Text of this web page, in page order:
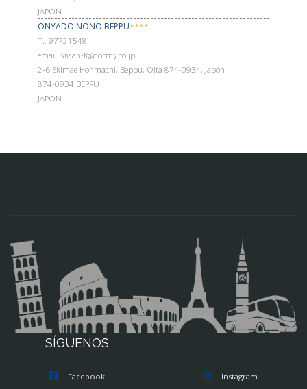
JAPON
ONYADO NONO BEPPU****
Т.: 97721548
email: vivian-t@dormy.co.jp
2-6 Ekimae Honmachi, Beppu, Oita 874-0934, Japón
874-0934 BEPPU
JAPON
SÍGUENOS
Facebook Instagram